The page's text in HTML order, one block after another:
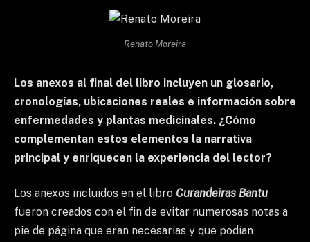
Renato Moreira
Los anexos al final del libro incluyen un glosario,
cronologías, ubicaciones reales e información sobre
enfermedades y plantas medicinales. ¿Cómo
complementan estos elementos la narrativa
principal y enriquecen la experiencia del lector?
Los anexos incluidos en el libro Curandeiras Bantu
fueron creados con el fin de evitar numerosas notas a
pie de página que eran necesarias y que podían